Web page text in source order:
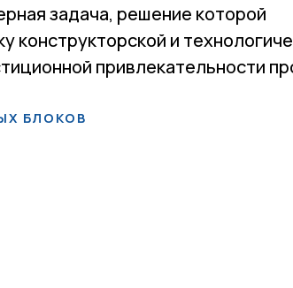
задача, решение которой
конструкторской и
привлекательности
БЛОКОВ